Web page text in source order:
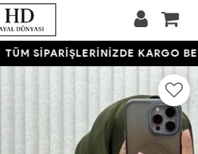
TÜM SİPARİŞLERİNİZDE KARGO